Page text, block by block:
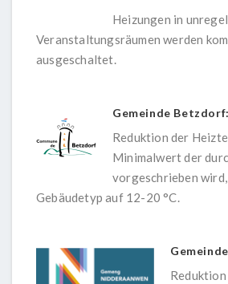
Heizungen in
Veranstaltungsräumen werden
ausgeschaltet.
Gemeinde Betzdorf:
Reduktion der
Minimalwert der
vorgeschrieben wird,
Gebäudetyp auf 12-20 °C.